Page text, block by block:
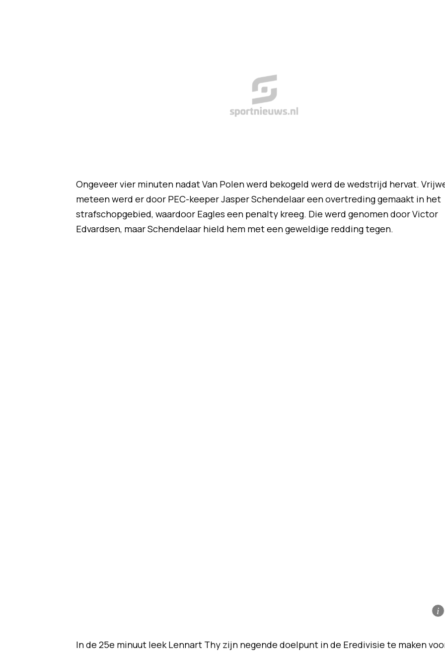
Ongeveer vier minuten nadat Van Polen werd bekogeld werd de wedstrijd hervat.
meteen werd er door PEC-keeper Jasper Schendelaar een overtreding gemaakt in het
strafschopgebied, waardoor Eagles een penalty kreeg. Die werd genomen door Victor
Edvardsen, maar Schendelaar hield hem met een geweldige redding tegen.
i
In de 25e minuut leek Lennart Thy zijn negende doelpunt in de Eredivisie te maken